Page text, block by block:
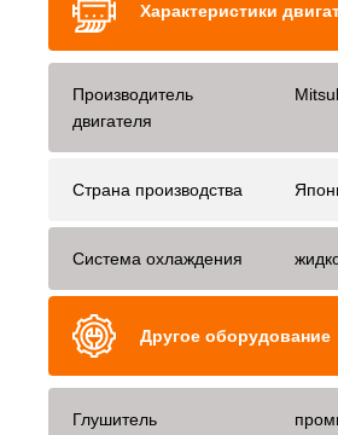
Характеристики
Производитель
двигателя
Страна производства
Система охлаждения
Другое оборудование
Глушитель